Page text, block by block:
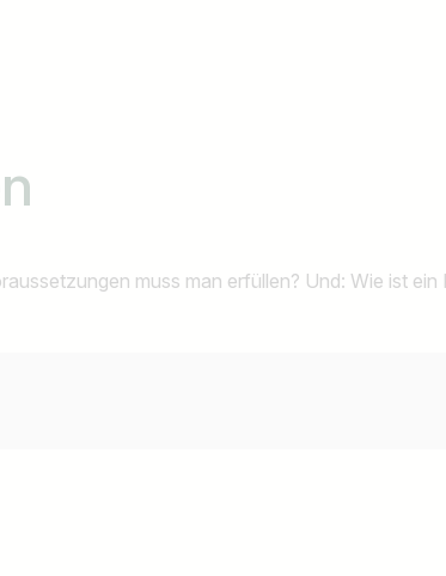
muss man erfüllen? Und: Wie ist